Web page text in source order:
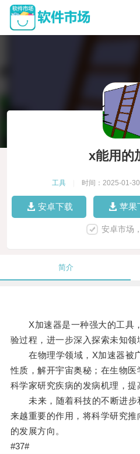
x能用的
工具 时间：2025-01-30
安卓下载 苹果
安卓市场
简介
X加速器是一种强大的工具
验过程，进一步深入探索未知领
在物理学领域，X加速器被
性质，解开宇宙奥秘；在生物
科学家研究疾病的发病机理，提
未来，随着科技的不断进步
来越重要的作用，将科学研究
的发展方向。
#37#